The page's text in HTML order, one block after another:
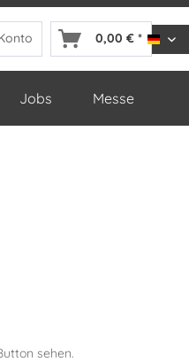
0,00 € *
Jobs Messe
sehen.